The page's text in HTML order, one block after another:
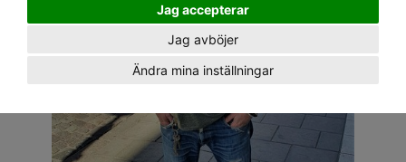
Jag accepterar
Jag avböjer
Ändra mina inställningar